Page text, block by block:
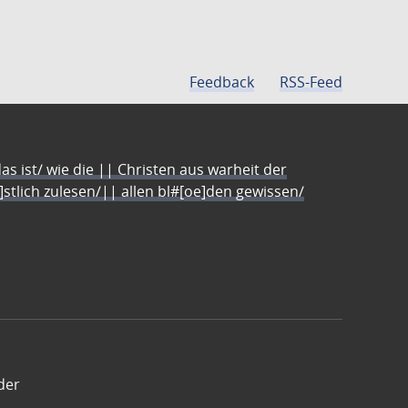
Feedback RSS-Feed
ist/ wie die || Christen aus warheit der
zulesen/|| allen bl#[oe]den gewissen/